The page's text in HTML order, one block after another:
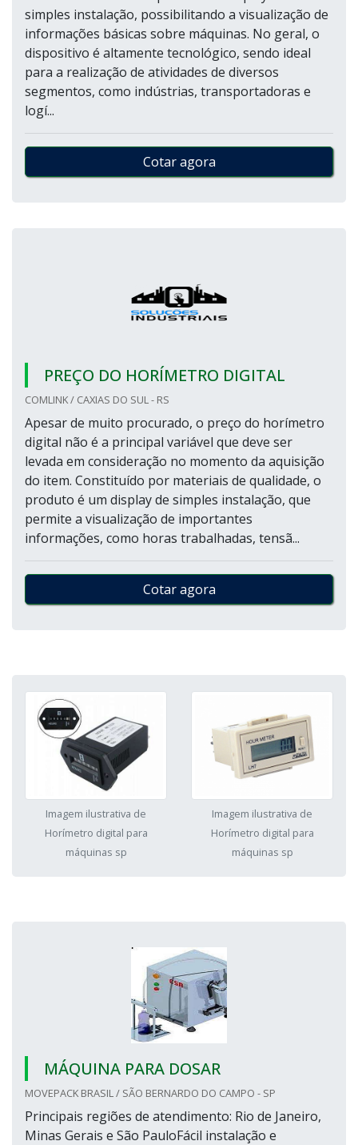
simples instalação, possibilitando a visualização de
informações básicas sobre máquinas. No geral, o
dispositivo é altamente tecnológico, sendo ideal
para a realização de atividades de diversos
segmentos, como indústrias, transportadoras e
logí...
Cotar agora
PREÇO DO HORÍMETRO DIGITAL
COMLINK / CAXIAS DO SUL - RS
Apesar de muito procurado, o preço do horímetro
digital não é a principal variável que deve ser
levada em consideração no momento da aquisição
do item. Constituído por materiais de qualidade, o
produto é um display de simples instalação, que
permite a visualização de importantes
informações, como horas trabalhadas, tensã...
Cotar agora
Imagem ilustrativa de
Horímetro digital para
máquinas sp
Imagem ilustrativa de
Horímetro digital para
máquinas sp
MÁQUINA PARA DOSAR
MOVEPACK BRASIL / SÃO BERNARDO DO CAMPO - SP
Principais regiões de atendimento: Rio de Janeiro,
Minas Gerais e São PauloFácil instalação e